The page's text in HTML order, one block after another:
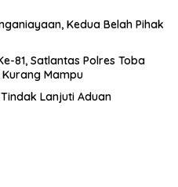
Kedua Belah Pihak
81, Satlantas Polres Toba
Mampu
Lanjuti Aduan